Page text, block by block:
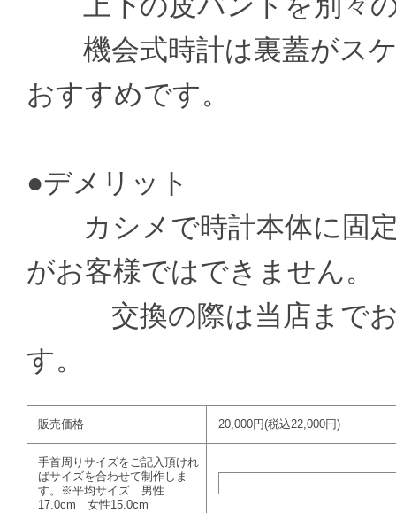
機会式時計は裏蓋がスケ
おすすめです。
●デメリット
カシメで時計本体に固定
がお客様ではできません。
交換の際は当店までお
す。
販売価格 20,000円(税込22,000円)
手首周りサイズをご記入頂けれ
ばサイズを合わせて制作しま
す。※平均サイズ 男性
17.0cm 女性15.0cm